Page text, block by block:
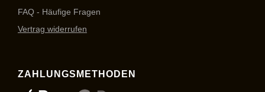
FAQ - Häufige Fragen
Vertrag widerrufen
ZAHLUNGSMETHODEN